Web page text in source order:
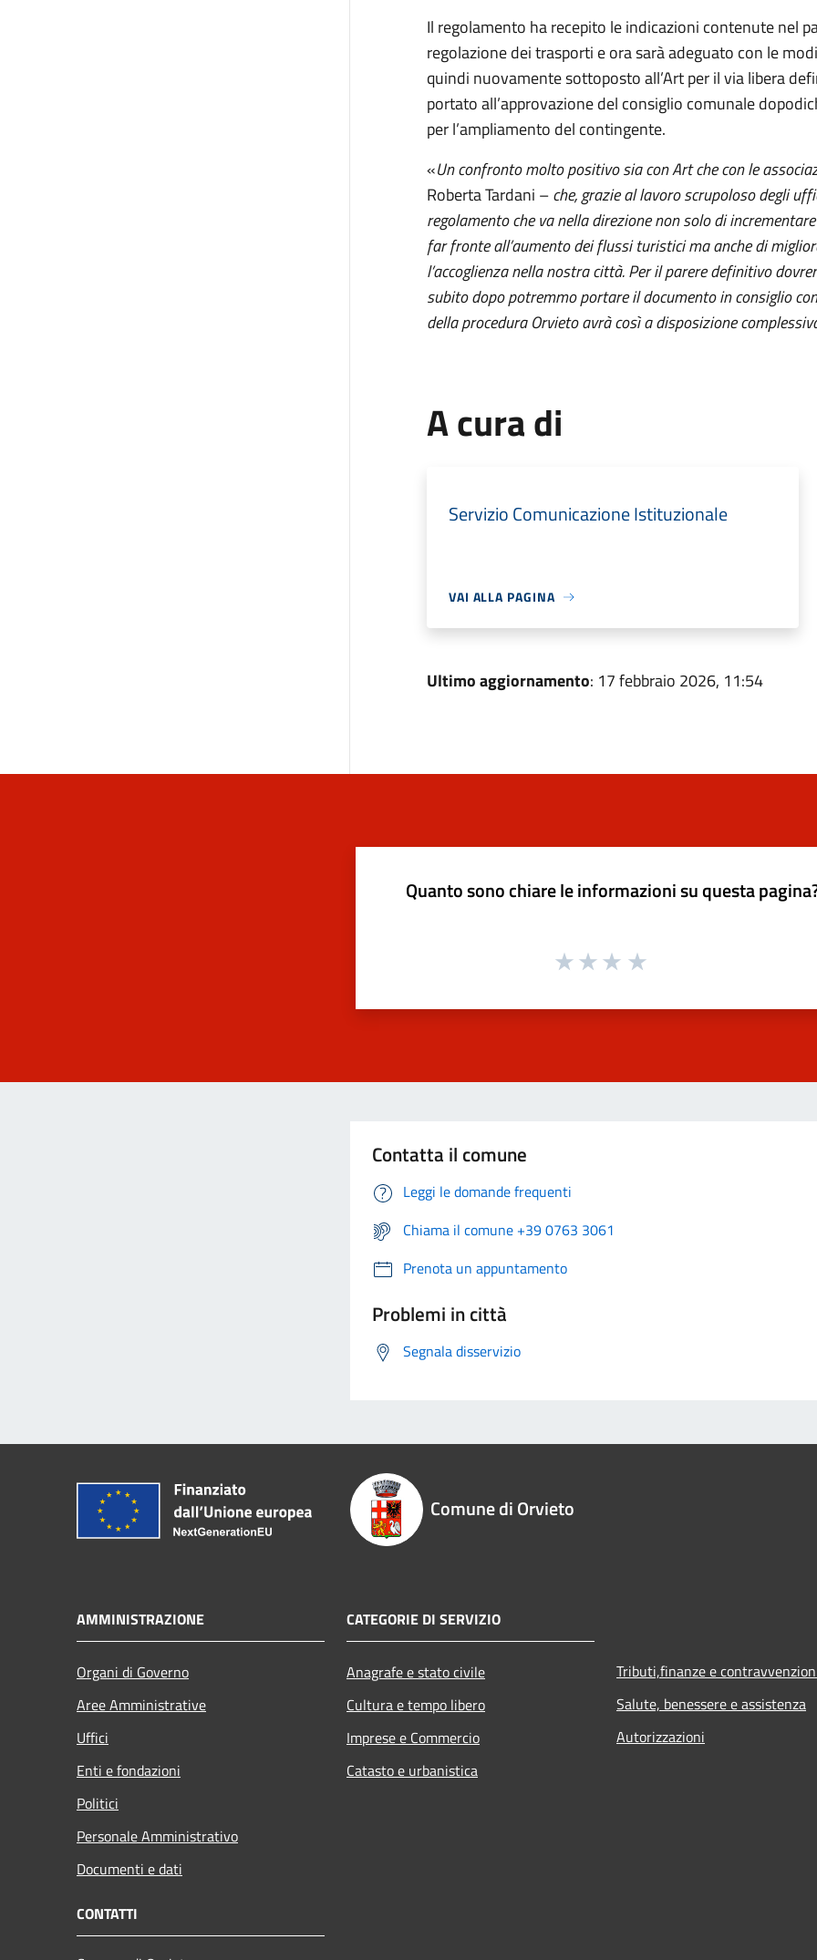
Il regolamento ha recepito le indicazioni contenute nel
regolazione dei trasporti e ora sarà adeguato con le
quindi nuovamente sottoposto all’Art per il via libera
portato all’approvazione del consiglio comunale
per l’ampliamento del contingente.
«Un confronto molto positivo sia con Art che con le
Roberta Tardani –che, grazie al lavoro scrupoloso degli
regolamento che va nella direzione non solo di
far fronte all’aumento dei flussi turistici ma anche di
l’accoglienza nella nostra città. Per il parere definitivo
subito dopo potremmo portare il documento in consiglio
della procedura Orvieto avrà così a disposizione
A cura di
Servizio Comunicazione Istituzionale
VAI ALLA PAGINA
Ultimo aggiornamento: 17 febbraio 2026, 11:54
Quanto sono chiare le informazioni su questa
Contatta il comune
Leggi le domande frequenti
Chiama il comune +39 0763 3061
Prenota un appuntamento
Problemi in città
Segnala disservizio
Comune di Orvieto
AMMINISTRAZIONE
Organi di Governo
Aree Amministrative
Uffici
Enti e fondazioni
Politici
Personale Amministrativo
Documenti e dati
CATEGORIE DI SERVIZIO
Anagrafe e stato civile
Cultura e tempo libero
Imprese e Commercio
Catasto e urbanistica
Tributi,finanze e
Salute, benessere e assistenza
Autorizzazioni
CONTATTI